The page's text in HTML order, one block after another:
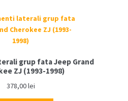
grup fata Jeep Grand
ZJ (1993-1998)
378,00lei